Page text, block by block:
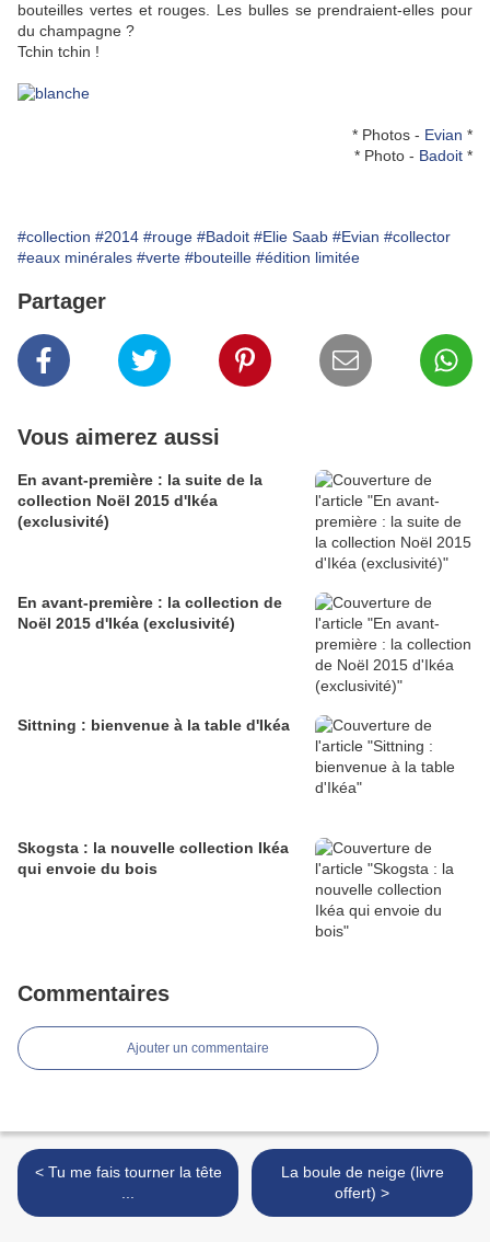
bouteilles vertes et rouges. Les bulles se prendraient-elles pour
du champagne ?
Tchin tchin !
* Photos - Evian *
* Photo - Badoit *
#collection #2014 #rouge #Badoit #Elie Saab #Evian #collector
#eaux minérales #verte #bouteille #édition limitée
Partager
Vous aimerez aussi
En avant-première : la suite de la
collection Noël 2015 d'Ikéa
(exclusivité)
En avant-première : la collection de
Noël 2015 d'Ikéa (exclusivité)
Sittning : bienvenue à la table d'Ikéa
Skogsta : la nouvelle collection Ikéa
qui envoie du bois
Commentaires
Ajouter un commentaire
< Tu me fais tourner la tête
...
La boule de neige (livre
offert) >